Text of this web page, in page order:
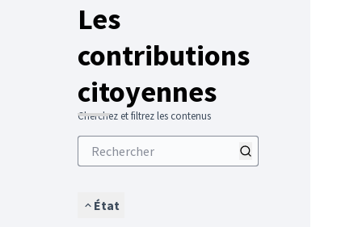
Les
contributions
citoyennes
Cherchez et filtrez les contenus
État